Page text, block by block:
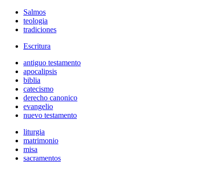
Salmos
teologia
tradiciones
Escritura
antiguo testamento
apocalipsis
biblia
catecismo
derecho canonico
evangelio
nuevo testamento
liturgia
matrimonio
misa
sacramentos